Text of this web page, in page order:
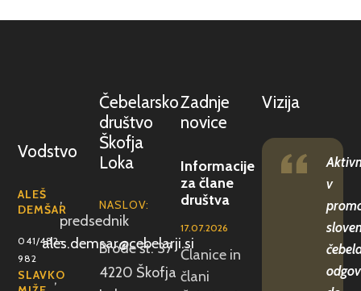
Vodstvo
ALEŠ
DEMŠAR
,
predsednik
041/482-
982
ales.demsar@cebelarji.si
SLAVKO
,
Čebelarsko
društvo
Škofja
Loka
NASLOV:
Brode št. 37
4220 Škofja
Zadnje
novice
Informacije
za člane
društva
17.07.2026
Članice in
člani
Vizija
v